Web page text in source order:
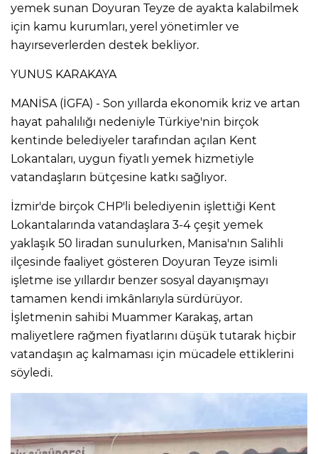
yemek sunan Doyuran Teyze de ayakta kalabilmek
için kamu kurumları, yerel yönetimler ve
hayırseverlerden destek bekliyor.
YUNUS KARAKAYA
MANİSA (İGFA) - Son yıllarda ekonomik kriz ve artan
hayat pahalılığı nedeniyle Türkiye'nin birçok
kentinde belediyeler tarafından açılan Kent
Lokantaları, uygun fiyatlı yemek hizmetiyle
vatandaşların bütçesine katkı sağlıyor.
İzmir'de birçok CHP'li belediyenin işlettiği Kent
Lokantalarında vatandaşlara 3-4 çeşit yemek
yaklaşık 50 liradan sunulurken, Manisa'nın Salihli
ilçesinde faaliyet gösteren Doyuran Teyze isimli
işletme ise yıllardır benzer sosyal dayanışmayı
tamamen kendi imkânlarıyla sürdürüyor.
İşletmenin sahibi Muammer Karakaş, artan
maliyetlere rağmen fiyatlarını düşük tutarak hiçbir
vatandaşın aç kalmaması için mücadele ettiklerini
söyledi.